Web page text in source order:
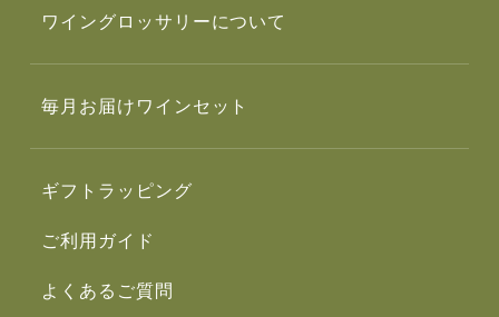
ワイングロッサリーについて
毎月お届けワインセット
ギフトラッピング
ご利用ガイド
よくあるご質問